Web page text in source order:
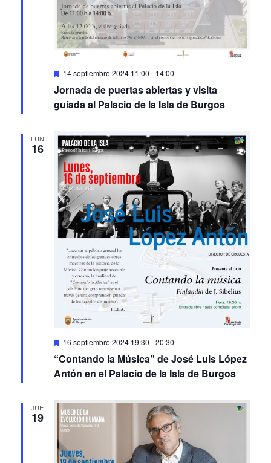
Featured
14 septiembre 2024 11:00 - 14:00
Jornada de puertas abiertas y visita
guiada al Palacio de la Isla de Burgos
LUN
16
Featured
16 septiembre 2024 19:30 -20:30
“Contando la Música” de José Luis López
Antón en el Palacio de la Isla de Burgos
JUE
19